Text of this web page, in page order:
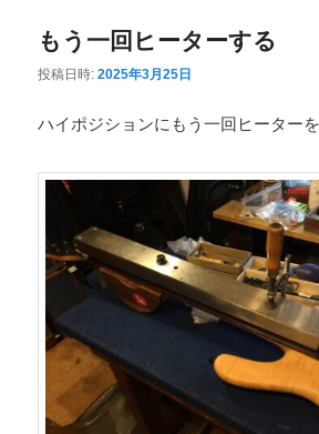
もう一回ヒーターする
投稿日時:2025年3月25日
ハイポジションにもう一回ヒーターを